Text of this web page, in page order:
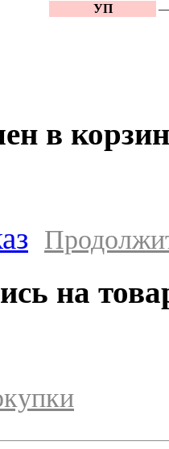
УП
—
в
на